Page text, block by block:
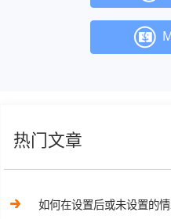
热门文章
如何在设置后或未设置的